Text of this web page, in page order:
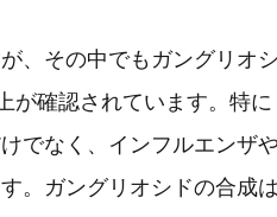
、その中でもガングリオシ
が確認されています。特に
でなく、インフルエンザや
。ガングリオシドの合成は